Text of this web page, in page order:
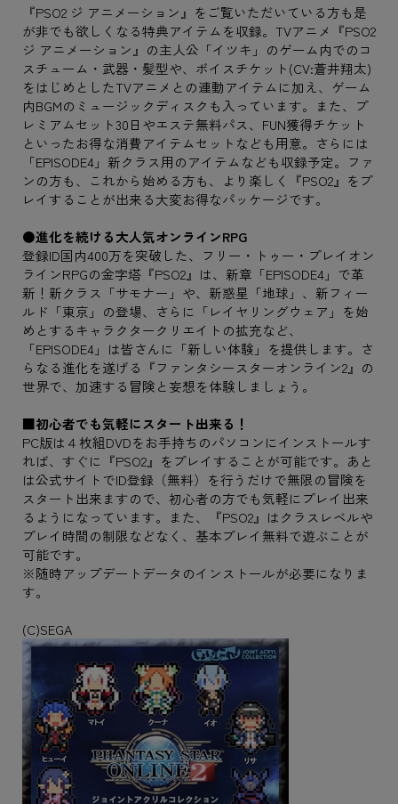
『PSO2 ジ アニメーション』をご覧いただいている方も是
が非でも欲しくなる特典アイテムを収録。TVアニメ『PSO2
ジ アニメーション』の主人公「イツキ」のゲーム内でのコ
スチューム・武器・髪型や、ボイスチケット(CV:蒼井翔太)
をはじめとしたTVアニメとの連動アイテムに加え、ゲーム
内BGMのミュージックディスクも入っています。また、プ
レミアムセット30日やエステ無料パス、FUN獲得チケット
といったお得な消費アイテムセットなども用意。さらには
「EPISODE4」新クラス用のアイテムなども収録予定。ファ
ンの方も、これから始める方も、より楽しく『PSO2』をプ
レイすることが出来る大変お得なパッケージです。
●進化を続ける大人気オンラインRPG
登録ID国内400万を突破した、フリー・トゥー・プレイオン
ラインRPGの金字塔『PSO2』は、新章「EPISODE4」で革
新！新クラス「サモナー」や、新惑星「地球」、新フィー
ルド「東京」の登場、さらに「レイヤリングウェア」を始
めとするキャラクタークリエイトの拡充など、
「EPISODE4」は皆さんに「新しい体験」を提供します。さ
らなる進化を遂げる『ファンタシースターオンライン2』の
世界で、加速する冒険と妄想を体験しましょう。
■初心者でも気軽にスタート出来る！
PC版は４枚組DVDをお手持ちのパソコンにインストールす
れば、すぐに『PSO2』をプレイすることが可能です。あと
は公式サイトでID登録（無料）を行うだけで無限の冒険を
スタート出来ますので、初心者の方でも気軽にプレイ出来
るようになっています。また、『PSO2』はクラスレベルや
プレイ時間の制限などなく、基本プレイ無料で遊ぶことが
可能です。
※随時アップデートデータのインストールが必要になりま
す。
(C)SEGA